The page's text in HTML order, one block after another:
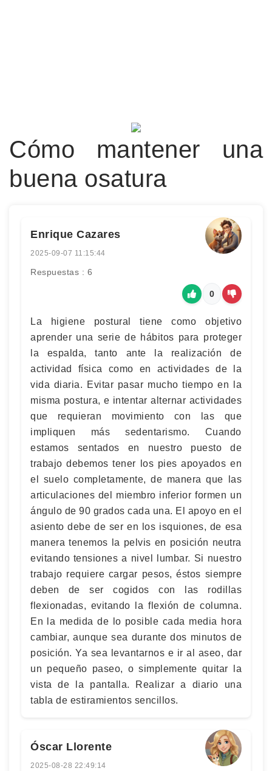
Cómo mantener una
buena osatura
Enrique Cazares
2025-09-07 11:15:44
Respuestas : 6
0
La higiene postural tiene como objetivo
aprender una serie de hábitos para proteger
la espalda, tanto ante la realización de
actividad física como en actividades de la
vida diaria. Evitar pasar mucho tiempo en la
misma postura, e intentar alternar actividades
que requieran movimiento con las que
impliquen más sedentarismo. Cuando
estamos sentados en nuestro puesto de
trabajo debemos tener los pies apoyados en
el suelo completamente, de manera que las
articulaciones del miembro inferior formen un
ángulo de 90 grados cada una. El apoyo en el
asiento debe de ser en los isquiones, de esa
manera tenemos la pelvis en posición neutra
evitando tensiones a nivel lumbar. Si nuestro
trabajo requiere cargar pesos, éstos siempre
deben de ser cogidos con las rodillas
flexionadas, evitando la flexión de columna.
En la medida de lo posible cada media hora
cambiar, aunque sea durante dos minutos de
posición. Ya sea levantarnos e ir al aseo, dar
un pequeño paseo, o simplemente quitar la
vista de la pantalla. Realizar a diario una
tabla de estiramientos sencillos.
Óscar Llorente
2025-08-28 22:49:14